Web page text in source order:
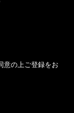
意の上ご登録をお